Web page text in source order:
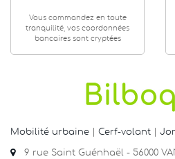
Vous commandez en toute
tranquilité, vos coordonnées
bancaires sont cryptées
Mobilité urbaine Cerf-volant
9 rue Saint Guénhaël - 56000